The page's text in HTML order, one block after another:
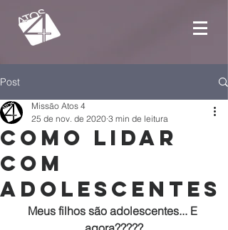
Post
Como lidar
com
adolescentes
Missão Atos 4
25 de nov. de 2020 3 min de leitura
Meus filhos são adolescentes... E